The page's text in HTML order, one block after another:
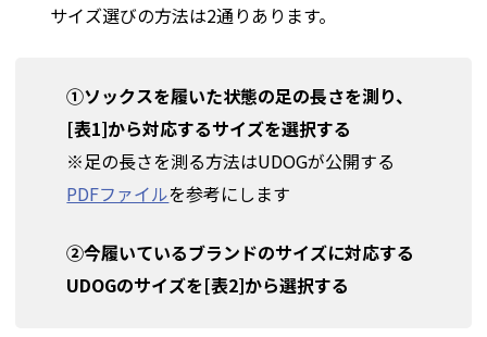
サイズ選びの方法は2通りあります。
①ソックスを履いた状態の足の長さを測り、
[表1]から対応するサイズを選択する
※足の長さを測る方法はUDOGが公開する
PDFファイルを参考にします
②今履いているブランドのサイズに対応する
UDOGのサイズを[表2]から選択する